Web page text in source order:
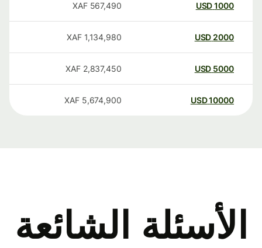
1000
USD
567,490
XAF
2000
USD
1,134,980
XAF
5000
USD
2,837,450
XAF
10000
USD
5,674,900
XAF
الأسئلة الشائعة